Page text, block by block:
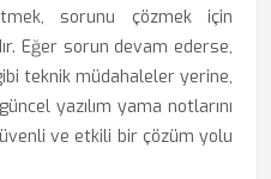
sorunu çözmek için
Eğer sorun devam ederse,
teknik müdahaleler yerine,
yazılım yama notlarını
ve etkili bir çözüm yolu